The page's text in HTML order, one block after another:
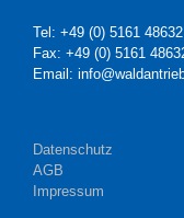
Tel: +49 (0) 5161
Fax: +49 (0) 5161
Email:
Datenschutz
AGB
Impressum